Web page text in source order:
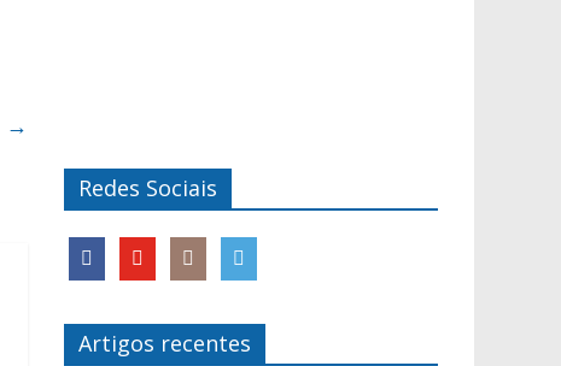
→
Redes Sociais
Artigos recentes